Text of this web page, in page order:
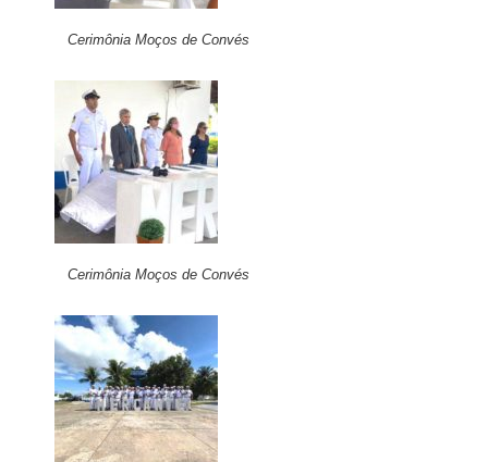
Cerimônia Moços de Convés
Cerimônia Moços de Convés